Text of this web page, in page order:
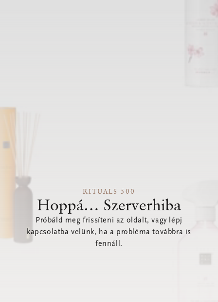
RITUALS 500
Hoppá… Szerverhiba
Próbáld meg frissíteni az oldalt, vagy lépj
kapcsolatba velünk, ha a probléma továbbra is
fennáll.